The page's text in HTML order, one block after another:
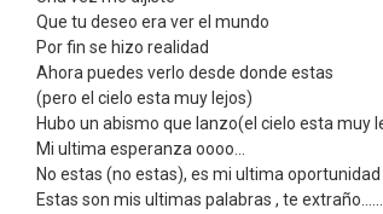
Que tu deseo era ver el mundo
Por fin se hizo realidad
Ahora puedes verlo desde donde estas
(pero el cielo esta muy lejos)
Hubo un abismo que lanzo(el cielo esta muy
Mi ultima esperanza oooo...
No estas (no estas), es mi ultima oportunidad
Estas son mis ultimas palabras , te extraño........